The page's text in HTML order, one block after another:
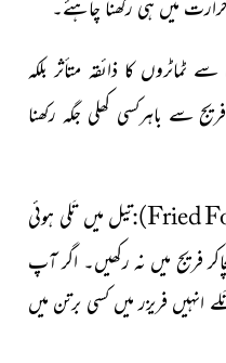
میں ہی رکھنا چاہئے۔
ٹماٹروں کا ذائقہ متأثر بلکہ
سے باہرکسی کھلی جگہ رکھنا
Fried
):تیل میں تَلی ہوئی
فریج میں نہ رکھیں۔ اگر آپ
انہیں فریزر میں کسی برتن میں